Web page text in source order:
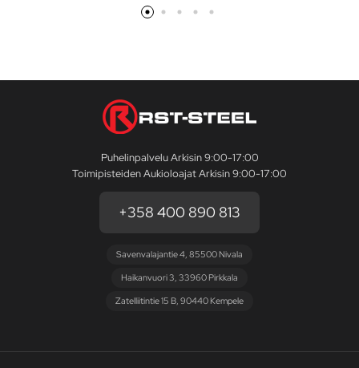
Puhelinpalvelu Arkisin 9:00-17:00
Toimipisteiden Aukioloajat Arkisin 9:00-17:00
+358 400 890 813
Savenvalajantie 4, 85500 Nivala
Haikanvuori 3, 33960 Pirkkala
Zatelliitintie 15 B, 90440 Kempele